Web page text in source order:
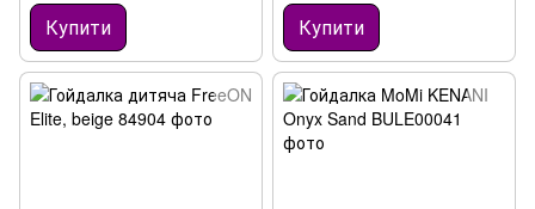
Купити Купити